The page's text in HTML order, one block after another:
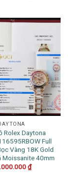
Rolex Daytona
Full
Vàng 18K Gold
Moissanite 40mm
₫